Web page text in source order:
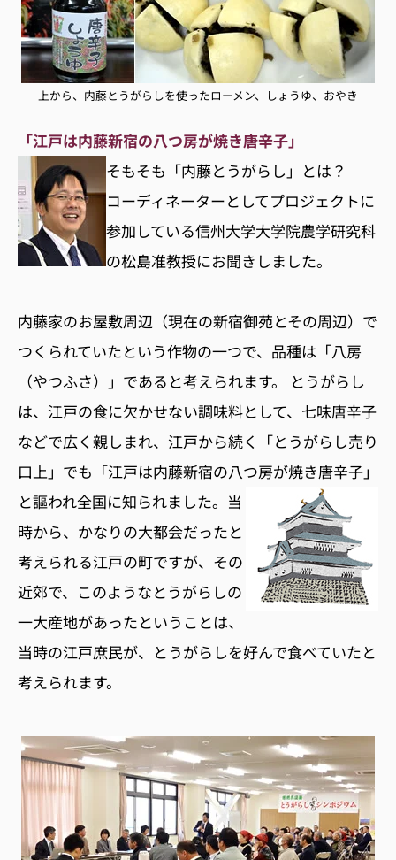
上から、内藤とうがらしを使ったローメン、しょうゆ、おやき
「江戸は内藤新宿の八つ房が焼き唐辛子」
そもそも「内藤とうがらし」とは？
コーディネーターとしてプロジェクトに
参加している信州大学大学院農学研究科
の松島准教授にお聞きしました。
内藤家のお屋敷周辺（現在の新宿御苑とその周辺）で
つくられていたという作物の一つで、品種は「八房
（やつふさ）」であると考えられます。 とうがらし
は、江戸の食に欠かせない調味料として、七味唐辛子
などで広く親しまれ、江戸から続く「とうがらし売り
口上」でも「江戸は内藤新宿の八つ房が焼き唐辛子」
と謳われ全国に知られました。 当
時から、かなりの大都会だったと
考えられる江戸の町ですが、その
近郊で、このようなとうがらしの
一大産地があったということは、
当時の江戸庶民が、とうがらしを好んで食べていたと
考えられます。